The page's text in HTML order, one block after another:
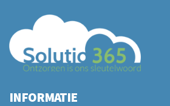
INFORMATIE